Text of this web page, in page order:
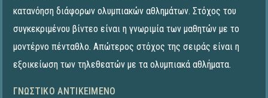
κατανόηση διάφορων ολυμπιακών αθλημάτων. Στόχος του
συγκεκριμένου βίντεο είναι η γνωριμία των μαθητών με το
μοντέρνο πένταθλο. Απώτερος στόχος της σειράς είναι η
εξοικείωση των τηλεθεατών με τα ολυμπιακά αθλήματα.
ΓΝΩΣΤΙΚΌ ΑΝΤΙΚΕΊΜΕΝΟ